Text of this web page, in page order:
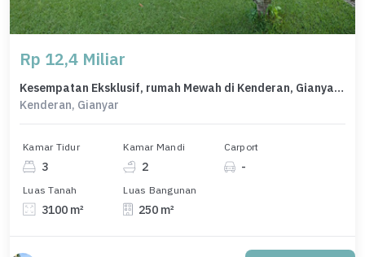
Rp 12,4 Miliar
Kesempatan Eksklusif, rumah Mewah di Kenderan, Gianyar, LB 250m²
Kenderan, Gianyar
Kamar Tidur
3
Kamar Mandi
2
Carport
-
Luas Tanah
3100 m²
Luas Bangunan
250 m²